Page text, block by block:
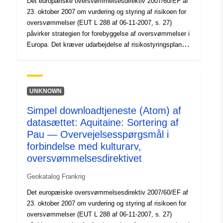
problemer, der er blevet udsat for oversvømmelser i et
23. oktober 2007 om vurdering og styring af risikoen for
oversvømmelser (EUT L 288 af 06-11-2007, s. 27)
påvirker strategien for forebyggelse af oversvømmelser i
Europa. Det kræver udarbejdelse af risikostyringsplaner
menneskers sundhed, miljøet, kulturarven og den
økonomiske aktivitet. Målsætningen og kravene til
national miljøforpligtelse (LENE) og dekret af 2. marts
2011. I den forbindelse er det primære mål med
kortlægningen af oversvømmelses- og
oversvømmelsesrisikoen for interne afkast at bidrage til
udarbejdelsen af risikostyringsplaner for
indsigelse mod viden om oversvømmelseseksponering.
problemer, der er blevet udsat for oversvømmelser i et
UNKNOWN
Simpel downloadtjeneste (Atom) af
datasættet: Aquitaine: Sortering af
Pau — Overvejelsesspørgsmål i
forbindelse med kulturarv,
oversvømmelsesdirektivet
Geokatalog Frankrig
Det europæiske oversvømmelsesdirektiv 2007/60/EF af
23. oktober 2007 om vurdering og styring af risikoen for
oversvømmelser (EUT L 288 af 06-11-2007, s. 27)